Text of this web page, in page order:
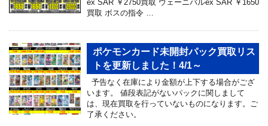
ex SAR ￥2750買取 ウェーニバルex SAR ￥1650
買取 ボスの指令 …
ポケモンカード未開封パック買取リス
トを更新しました！4/1～
予告なく在庫により金額が上下する場合がござ
います。 値段表記がないパックに関しまして
は、現在買取を行っていないものになります。ご
了承ください。